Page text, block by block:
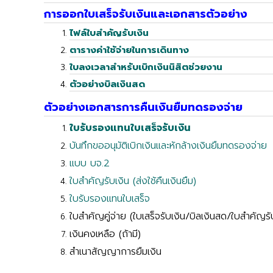
การออกใบเสร็จรับเงินและเอกสารตัวอย่าง
ไฟล์ใบสำคัญรับเงิน
ตารางค่าใช้จ่ายในการเดินทาง
ใบลงเวลาสำหรับเบิกเงินนิสิตช่วยงาน
ตัวอย่างบิลเงินสด
ตัวอย่างเอกสารการคืนเงินยืมทดรองจ่าย
ใบรับรองแทนใบเสร็จรับเงิน
บันทึกขออนุมัติเบิกเงินและหักล้างเงินยืมทดรองจ่าย
แบบ บจ.2
ใบสำคัญรับเงิน (ส่งใช้คืนเงินยืม)
ใบรับรองแทนใบเสร็จ
ใบสำคัญคู่จ่าย (ใบเสร็จรับเงิน/บิลเงินสด/ใบสำคัญรั
เงินคงเหลือ (ถ้ามี)
สำเนาสัญญาการยืมเงิน